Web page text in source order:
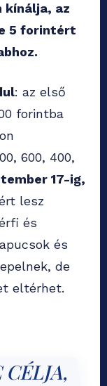
kínálja, az
5 forintért
: az első
forintba
600, 400,
17-ig,
lesz
és
és
de
eltérhet.